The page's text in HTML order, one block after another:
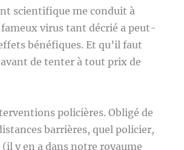
scientifique me conduit à
fameux virus tant décrié a peut-
bénéfiques. Et qu’il faut
de tenter à tout prix de
policières. Obligé de
barrières, quel policier,
y en a dans notre royaume